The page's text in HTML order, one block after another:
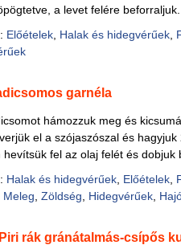
a levet felére beforraljuk.
: Előételek, Halak és hidegvérűek,
garnéla
hámozzuk meg és
el a szójaszószal és
hevítsük fel az olaj felét és dobjuk
: Halak és hidegvérűek, Előételek,
Meleg Zöldség Hidegvérűek,
rák gránátalmás-csípős